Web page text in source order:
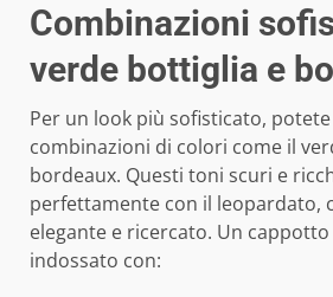
Combinazioni
verde bottiglia e
Per un look più sofisticato,
combinazioni di colori come il
bordeaux. Questi toni scuri e
perfettamente con il leopardato,
elegante e ricercato. Un
indossato con: